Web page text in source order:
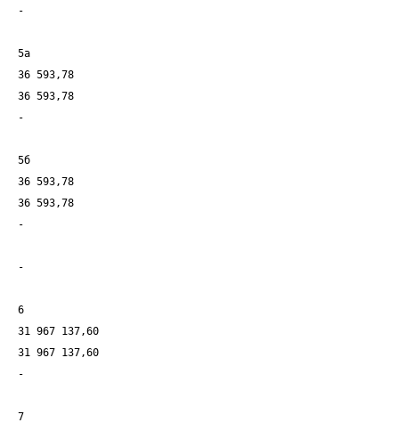
-
5а
36 593,78
36 593,78
-
5б
36 593,78
36 593,78
-
-
6
31 967 137,60
31 967 137,60
-
7